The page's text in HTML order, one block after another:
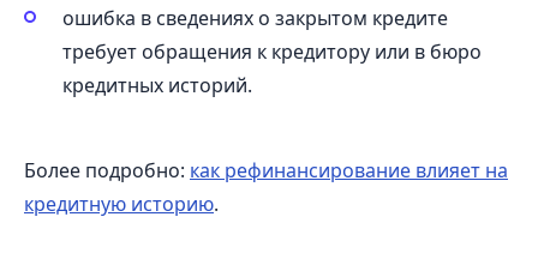
ошибка в сведениях о закрытом кредите
требует обращения к кредитору или в бюро
кредитных историй.
Более подробно: как рефинансирование влияет на
кредитную историю.